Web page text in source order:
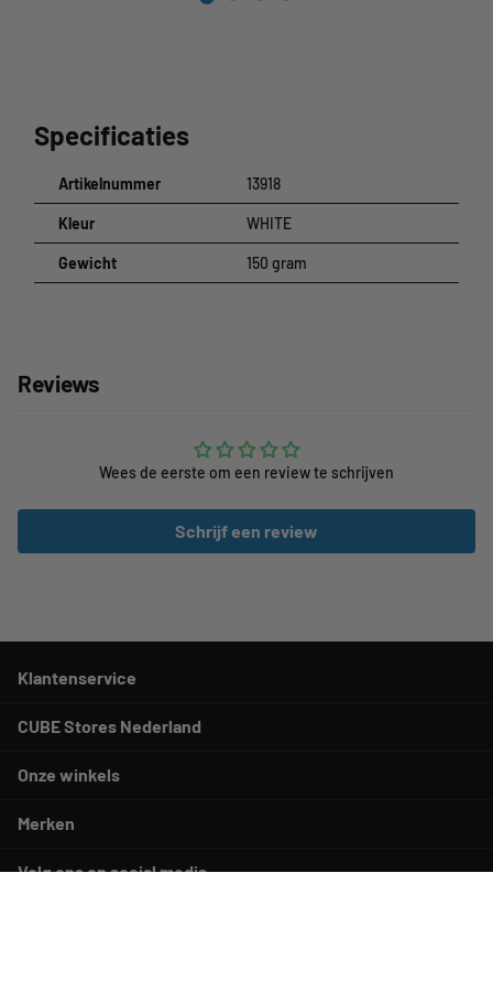
Specificaties
Artikelnummer 13918
Kleur WHITE
Gewicht 150 gram
Reviews
Wees de eerste om een review te schrijven
Schrijf een review
Klantenservice
CUBE Stores Nederland
Onze winkels
Merken
Volg ons op social media